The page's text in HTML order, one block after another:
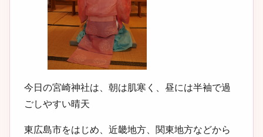
今日の宮崎神社は、朝は肌寒く、昼には半袖で過
ごしやすい晴天
東広島市をはじめ、近畿地方、関東地方などから